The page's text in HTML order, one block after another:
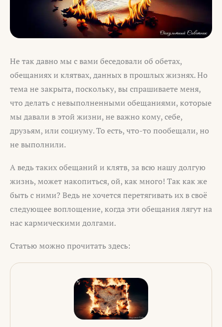
Не так давно мы с вами беседовали об обетах,
обещаниях и клятвах, данных в прошлых жизнях. Но
тема не закрыта, поскольку, вы спрашиваете меня,
что делать с невыполненными обещаниями, которые
мы давали в этой жизни, не важно кому, себе,
друзьям, или социуму. То есть, что-то пообещали, но
не выполнили.
А ведь таких обещаний и клятв, за всю нашу долгую
жизнь, может накопиться, ой, как много! Так как же
быть с ними? Ведь не хочется перетягивать их в своё
следующее воплощение, когда эти обещания лягут на
нас кармическими долгами.
Статью можно прочитать здесь: